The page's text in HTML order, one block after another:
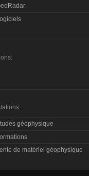
géophysique
de matériel géophysique